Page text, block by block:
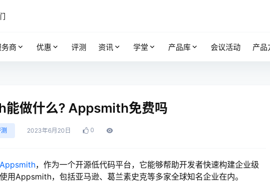
务商 优惠 评测 资讯 学堂 产品库 会议活动 产品
做什么? Appsmith免费吗
2023年6月20日 0
Appsmith，作为一个开源低代码平台，它能够帮助开发者快速构建企业级
用Appsmith，包括亚马逊、葛兰素史克等多家全球知名企业在内。